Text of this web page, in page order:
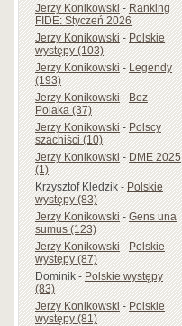
Jerzy Konikowski-Ranking
FIDE: Styczeń 2026
Jerzy Konikowski-Polskie
występy (103)
Jerzy Konikowski-Legendy
(193)
Jerzy Konikowski-Bez
Polaka (37)
Jerzy Konikowski-Polscy
szachiści (10)
Jerzy Konikowski-DME 2025
(1)
Krzysztof Kledzik-Polskie
występy (83)
Jerzy Konikowski-Gens una
sumus (123)
Jerzy Konikowski-Polskie
występy (87)
Dominik-Polskie występy
(83)
Jerzy Konikowski-Polskie
występy (81)